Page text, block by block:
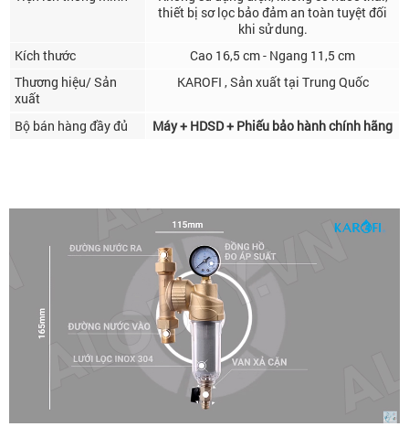
thiết bị sơ lọc bảo đảm an toàn tuyệt đối
khi sử dung.
Kích thước
Cao 16,5 cm - Ngang 11,5 cm
Thương hiệu/ Sản
xuất
KAROFI , Sản xuất tại Trung Quốc
Bộ bán hàng đầy đủ Máy + HDSD + Phiếu bảo hành chính hãng